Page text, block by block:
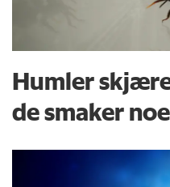
Humler
de smaker